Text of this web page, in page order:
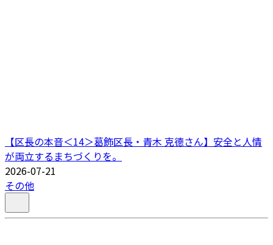
【区長の本音＜14＞葛飾区長・青木 克德さん】安全と人情
が両立するまちづくりを。
2026-07-21
その他